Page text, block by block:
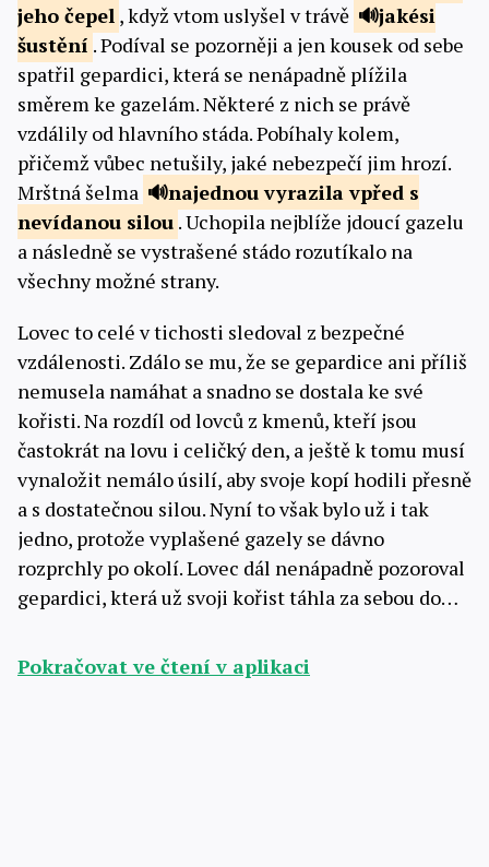
jeho čepel , když vtom uslyšel v trávě
jakési
šustění . Podíval se pozorněji a jen kousek od sebe
spatřil gepardici, která se nenápadně plížila
směrem ke gazelám. Některé z nich se právě
vzdálily od hlavního stáda. Pobíhaly kolem,
přičemž vůbec netušily, jaké nebezpečí jim hrozí.
Mrštná šelma
najednou vyrazilavpřed s
nevídanou silou . Uchopila nejblíže jdoucí gazelu
a následně se vystrašené stádo rozutíkalo na
všechny možné strany.
Lovec to celé v tichosti sledoval z bezpečné
vzdálenosti. Zdálo se mu, že se gepardice ani příliš
nemusela namáhat a snadno se dostala ke své
kořisti. Na rozdíl od lovců z kmenů, kteří jsou
častokrát na lovu i celičký den, a ještě k tomu musí
vynaložit nemálo úsilí, aby svoje kopí hodili přesně
a s dostatečnou silou. Nyní to však bylo už i tak
jedno, protože vyplašené gazely se dávno
rozprchly po okolí. Lovec dál nenápadně pozoroval
gepardici, která už svoji kořist táhla za sebou do…
Pokračovat ve čtení v aplikaci